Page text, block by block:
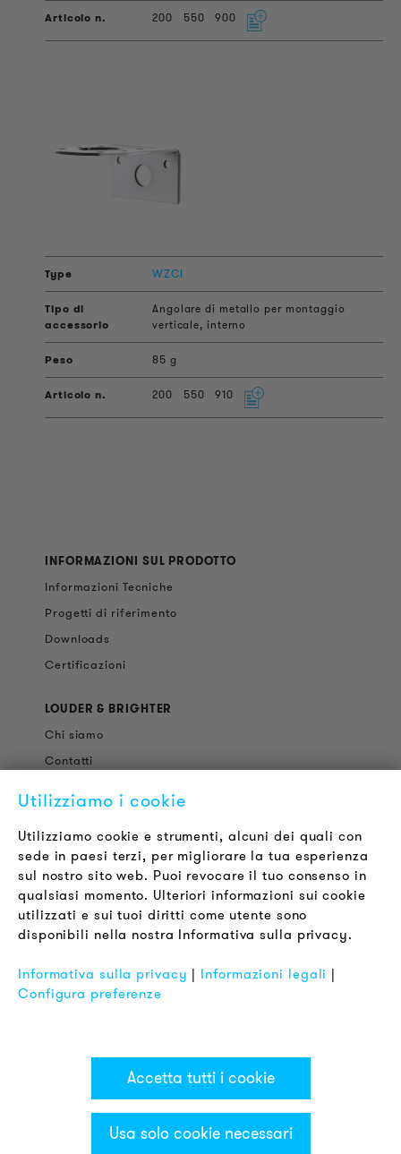
200 550 900
WZCI
Angolare di metallo per montaggio
verticale, interno
85 g
200 550 910
INFORMAZIONI SUL PRODOTTO
Informazioni Tecniche
Progetti di riferimento
Downloads
Certificazioni
LOUDER & BRIGHTER
Chi siamo
Contatti
Newsletter
LEGALE
Termini & Condizioni
Informativa sulla Privacy
Impronta
Utilizziamo i cookie
Utilizziamo cookie e strumenti, alcuni dei quali con
sede in paesi terzi, per migliorare la tua esperienza
sul nostro sito web. Puoi revocare il tuo consenso in
qualsiasi momento. Ulteriori informazioni sui cookie
utilizzati e sui tuoi diritti come utente sono
disponibili nella nostra Informativa sulla privacy.
Informativa sulla privacy | Informazioni legali |
Configura preferenze
Accetta tutti i cookie
Usa solo cookie necessari